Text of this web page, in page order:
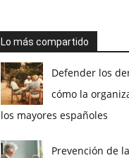
Lo más compartido
Defender los
cómo la
los mayores españoles
Prevención de